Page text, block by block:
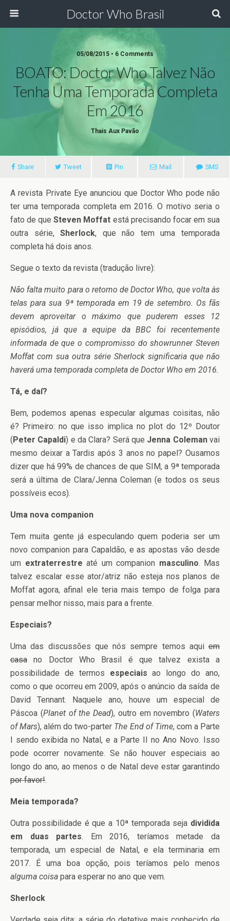
Doctor Who Brasil
05/08/2015 • 6 Comments
BOATO: Doctor Who Talvez Não
Tenha Uma Temporada Completa
Em 2016
Thais Aux Pavão
Share Tweet Pin Mail SMS
A revista Private Eye anunciou que Doctor Who pode não
ter uma temporada completa em 2016. O motivo seria o
fato de queSteven Moffat está precisando focar em sua
outra série,Sherlock, que não tem uma temporada
completa há dois anos.
Segue o texto da revista (tradução livre):
Não falta muito para o retorno de Doctor Who, que volta às
telas para sua 9ª temporada em 19 de setembro. Os fãs
devem aproveitar o máximo que puderem esses 12
episódios, já que a equipe da BBC foi recentemente
informada de que o compromisso do showrunner Steven
Moffat com sua outra série Sherlock significaria que não
haverá uma temporada completa de Doctor Who em 2016.
Tá, e daí?
Bem, podemos apenas especular algumas coisitas, não
é? Primeiro: no que isso implica no plot do 12º Doutor
(Peter Capaldi) e da Clara? Será que Jenna Colemanvai
mesmo deixar a Tardis após 3 anos no papel? Ousamos
dizer que há 99% de chances de que SIM, a 9ª temporada
será a última de Clara/Jenna Coleman (e todos os seus
possíveis ecos).
Uma nova companion
Tem muita gente já especulando quem poderia ser um
novo companion para Capaldão, e as apostas vão desde
um extraterrestre até um companion masculino. Mas
talvez escalar esse ator/atriz não esteja nos planos de
Moffat agora, afinal ele teria mais tempo de folga para
pensar melhor nisso, mais para a frente.
Especiais?
Uma das discussões que nós sempre temos aqui em
casa no Doctor Who Brasil é que talvez exista a
possibilidade de termos especiais ao longo do ano,
como o que ocorreu em 2009, após o anúncio da saída de
David Tennant. Naquele ano, houve um especial de
Páscoa (Planet of the Dead), outro em novembro (Waters
of Mars), além do two-parter The End of Time, com a Parte
I sendo exibida no Natal, e a Parte II no Ano Novo. Isso
pode ocorrer novamente. Se não houver especiais ao
longo do ano, ao menos o de Natal deve estar garantindo
por favor!.
Meia temporada?
Outra possibilidade é que a 10ª temporada seja dividida
em duas partes. Em 2016, teríamos metade da
temporada, um especial de Natal, e ela terminaria em
2017. É uma boa opção, pois teríamos pelo menos
alguma coisa para esperar no ano que vem.
Sherlock